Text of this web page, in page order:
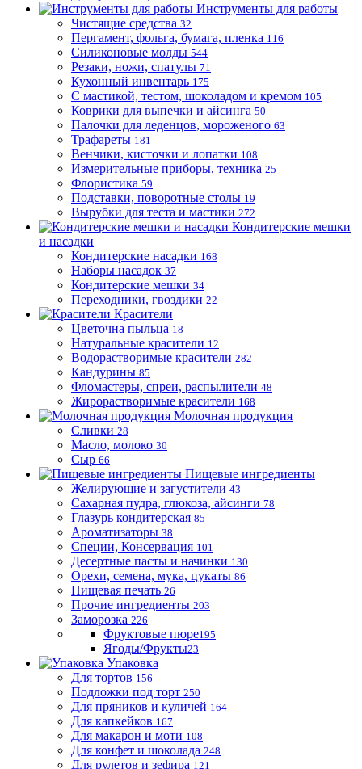
Инструменты для работы
Чистящие средства 32
Пергамент, фольга, бумага, пленка 116
Силиконовые молды 544
Резаки, ножи, спатулы 71
Кухонный инвентарь 175
С мастикой, тестом, шоколадом и кремом 105
Коврики для выпечки и айсинга 50
Палочки для леденцов, мороженого 63
Трафареты 181
Венчики, кисточки и лопатки 108
Измерительные приборы, техника 25
Флористика 59
Подставки, поворотные столы 19
Вырубки для теста и мастики 272
Кондитерские мешки
и насадки
Кондитерские насадки 168
Наборы насадок 37
Кондитерские мешки 34
Переходники, гвоздики 22
Красители
Цветочна пыльца 18
Натуральные красители 12
Водорастворимые красители 282
Кандурины 85
Фломастеры, спреи, распылители 48
Жирорастворимые красители 168
Молочная продукция
Сливки 28
Масло, молоко 30
Сыр 66
Пищевые ингредиенты
Желирующие и загустители 43
Сахарная пудра, глюкоза, айсинги 78
Глазурь кондитерская 85
Ароматизаторы 38
Специи, Консервация 101
Десертные пасты и начинки 130
Орехи, семена, мука, цукаты 86
Пищевая печать 26
Прочие ингредиенты 203
Заморозка 226
Фруктовые пюре195
Ягоды/Фрукты23
Упаковка
Для тортов 156
Подложки под торт 250
Для пряников и куличей 164
Для капкейков 167
Для макарон и моти 108
Для конфет и шоколада 248
Для рулетов и зефира 121